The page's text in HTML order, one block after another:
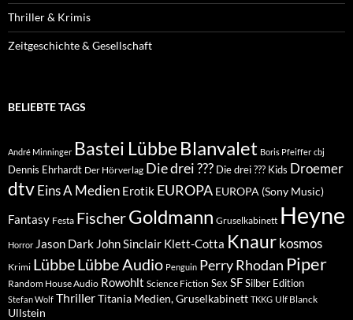
Thriller & Krimis
Zeitgeschichte & Gesellschaft
BELIEBTE TAGS
André Minninger Bastei Lübbe Blanvalet Boris Pfeiffer cbj
Dennis Ehrhardt Der Hörverlag Die drei ??? Die drei ??? Kids Droemer
dtvEins A Medien Erotik EUROPA EUROPA (Sony Music)
Fantasy Festa FischerGoldmann Gruselkabinett Heyne
Horror Jason Dark John Sinclair Klett-Cotta Knaur kosmos
Krimi LübbeLübbe Audio Penguin Perry Rhodan Piper
Random House Audio Rowohlt Science Fiction Sex SFSilber Edition
Stefan Wolf ThrillerTitania Medien, Gruselkabinett TKKG Ulf Blanck
Ullstein